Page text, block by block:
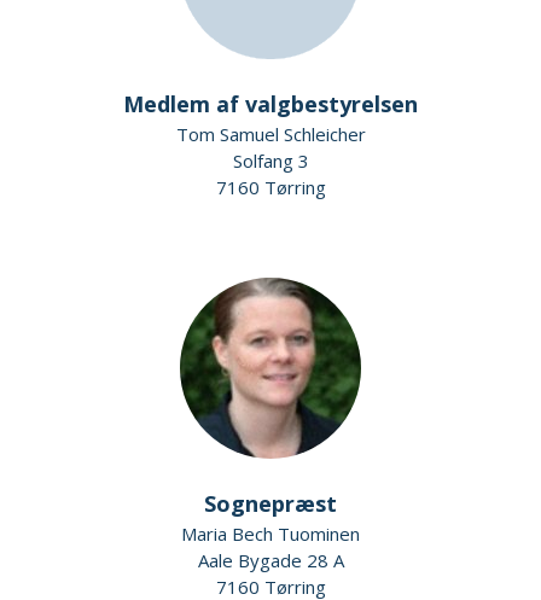
Medlem af valgbestyrelsen
Tom Samuel Schleicher
Solfang 3
7160 Tørring
Sognepræst
Maria Bech Tuominen
Aale Bygade 28 A
7160 Tørring